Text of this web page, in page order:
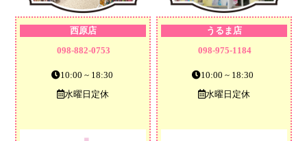
西原店
098-882-0753
10:00 ~ 18:30
水曜日定休
うるま店
098-975-1184
10:00 ~ 18:30
水曜日定休